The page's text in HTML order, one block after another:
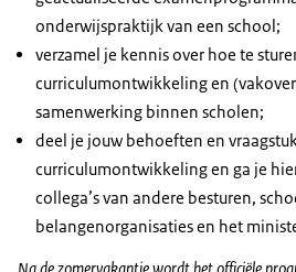
onderwijspraktijk van een school;
verzamel je kennis over hoe te
curriculumontwikkeling en
samenwerking binnen scholen;
deel je jouw behoeften en
curriculumontwikkeling en ga je
collega’s van andere besturen,
belangenorganisaties en het